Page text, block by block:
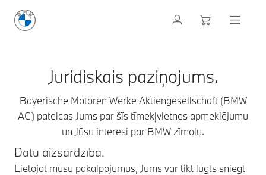
Juridiskais paziņojums.
Bayerische Motoren Werke Aktiengesellschaft (BMW
AG) pateicas Jums par šīs tīmekļvietnes apmeklējumu
un Jūsu interesi par BMW zīmolu.
Datu aizsardzība.
Lietojot mūsu pakalpojumus, Jums var tikt lūgts sniegt